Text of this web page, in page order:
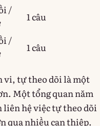
/
1 câu
/
1 câu
vi, tự theo dõi là một
Một tổng quan năm
hệ việc tự theo dõi
qua nhiều can thiệp.